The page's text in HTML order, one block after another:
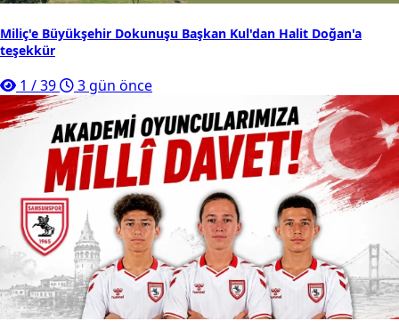
Miliç'e Büyükşehir Dokunuşu Başkan Kul'dan Halit Doğan'a
teşekkür
1 /39 3 gün önce